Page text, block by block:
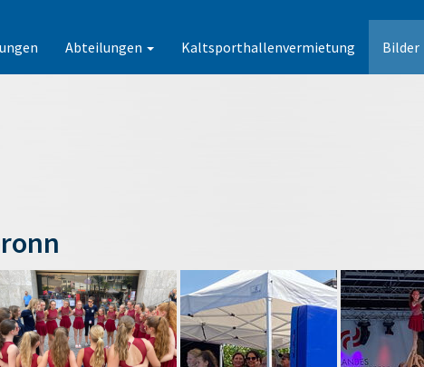
Abteilungen Kaltsporthallenvermietung Bilder